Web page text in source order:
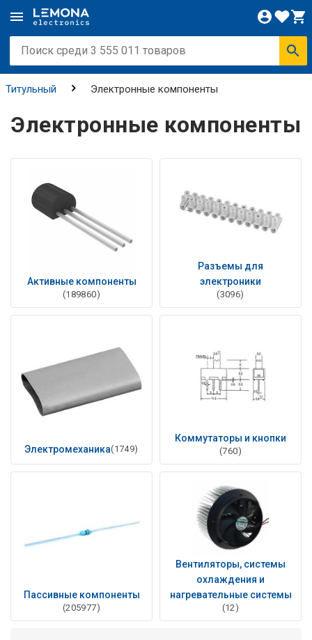
Титульный Электронные компоненты
Электронные компоненты
Активные компоненты
(189860)
Разъемы для
электроники
(3096)
Электромеханика(1749)
Коммутаторы и кнопки
(760)
Пассивные компоненты
(205977)
Вентиляторы, системы
охлаждения и
нагревательные системы
(12)